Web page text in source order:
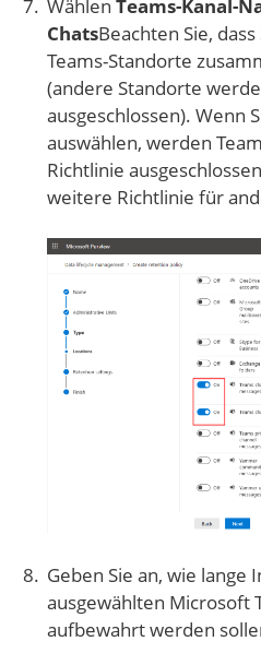
Wählen Teams-Kanal-
ChatsBeachten Sie,
Teams-Standorte
(andere Standorte
ausgeschlossen). Wenn
auswählen, werden
Richtlinie
weitere Richtlinie für
Geben Sie an, wie lange
ausgewählten Microsoft
aufbewahrt werden